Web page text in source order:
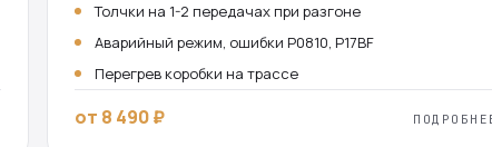
Толчки на 1-2 передачах при разгоне
Аварийный режим, ошибки P0810, P17BF
Перегрев коробки на трассе
от 8 490 ₽